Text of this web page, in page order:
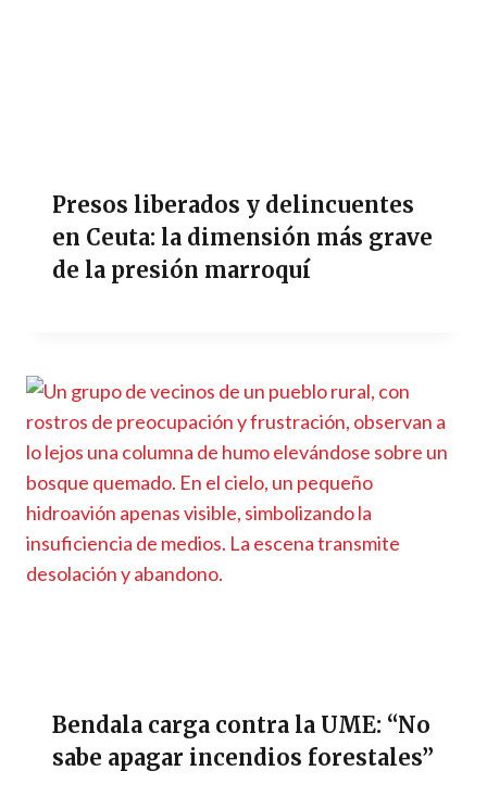
Presos liberados y delincuentes
en Ceuta: la dimensión más grave
de la presión marroquí
Bendala carga contra la UME: “No
sabe apagar incendios forestales”